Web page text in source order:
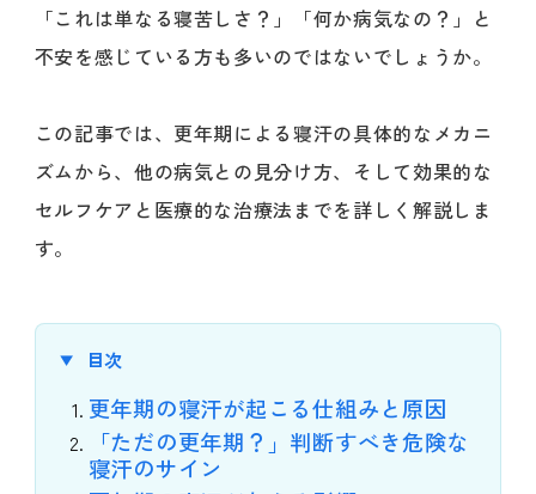
「これは単なる寝苦しさ？」「何か病気なの？」と
不安を感じている方も多いのではないでしょうか。
この記事では、更年期による寝汗の具体的なメカニ
ズムから、他の病気との見分け方、そして効果的な
セルフケアと医療的な治療法までを詳しく解説しま
す。
目次
更年期の寝汗が起こる仕組みと原因
「ただの更年期？」判断すべき危険な
寝汗のサイン